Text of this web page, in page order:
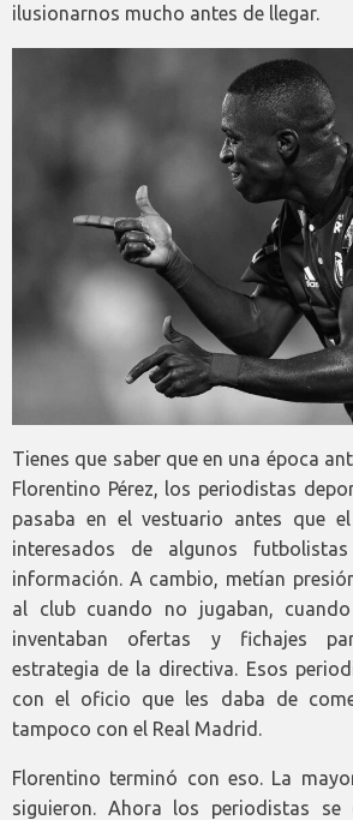
ilusionarnos mucho antes de llegar.
Tienes que saber que en una época
Florentino Pérez, los periodistas
pasaba en el vestuario antes que
interesados de algunos
información. A cambio, metían
al club cuando no jugaban,
inventaban ofertas y fichajes
estrategia de la directiva. Esos
con el oficio que les daba de
tampoco con el Real Madrid.
Florentino terminó con eso. La
siguieron. Ahora los periodistas